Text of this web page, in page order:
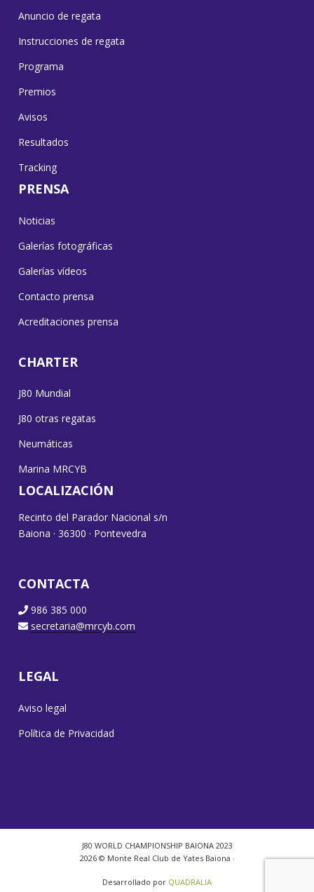
Anuncio de regata
Instrucciones de regata
Programa
Premios
Avisos
Resultados
Tracking
PRENSA
Noticias
Galerías fotográficas
Galerías vídeos
Contacto prensa
Acreditaciones prensa
CHARTER
J80 Mundial
J80 otras regatas
Neumáticas
Marina MRCYB
LOCALIZACIÓN
Recinto del Parador Nacional s/n
Baiona · 36300 · Pontevedra
CONTACTA
986 385 000
secretaria@mrcyb.com
LEGAL
Aviso legal
Política de Privacidad
J80 WORLD CHAMPIONSHIP BAIONA 2023
2026 © Monte Real Club de Yates Baiona ·
Desarrollado por QUADRALIA